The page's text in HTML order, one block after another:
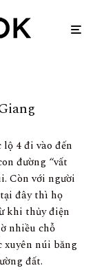
lộ 4 đi vào đến
đường “vất
Còn với người
đây thì họ
khi thủy điện
nhiều chỗ
núi băng
đất.